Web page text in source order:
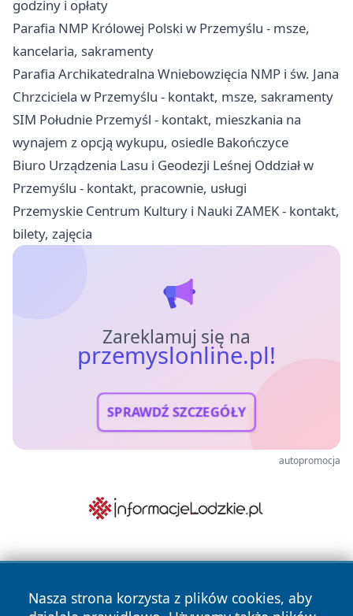
godziny i opłaty
Parafia NMP Królowej Polski w Przemyślu - msze,
kancelaria, sakramenty
Parafia Archikatedralna Wniebowzięcia NMP i św. Jana
Chrzciciela w Przemyślu - kontakt, msze, sakramenty
SIM Południe Przemyśl - kontakt, mieszkania na
wynajem z opcją wykupu, osiedle Bakończyce
Biuro Urządzenia Lasu i Geodezji Leśnej Oddział w
Przemyślu - kontakt, pracownie, usługi
Przemyskie Centrum Kultury i Nauki ZAMEK - kontakt,
bilety, zajęcia
Zareklamuj się na
przemyslonline.pl!
SPRAWDŹ SZCZEGÓŁY
autopromocja
Nasza strona korzysta z plików cookies, aby